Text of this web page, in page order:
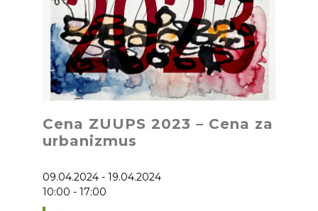
Cena ZUUPS 2023 – Cena za
urbanizmus
09.04.2024 - 19.04.2024
10:00 - 17:00